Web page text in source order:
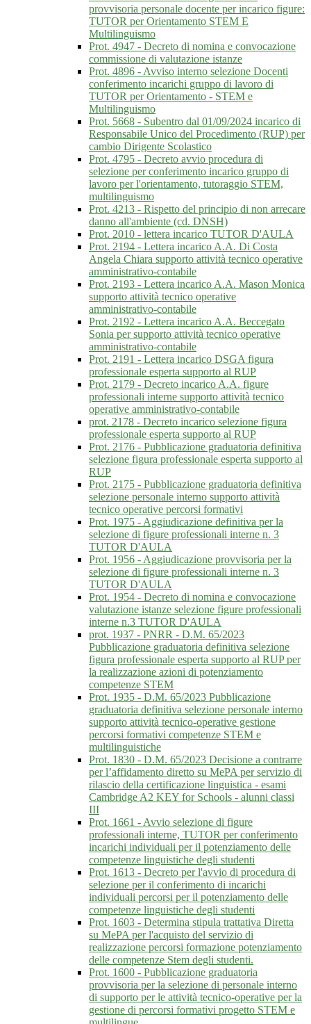
provvisoria personale docente per incarico figure:
TUTOR per Orientamento STEM E
Multilinguismo
Prot. 4947 - Decreto di nomina e convocazione
commissione di valutazione istanze
Prot. 4896 - Avviso interno selezione Docenti
conferimento incarichi gruppo di lavoro di
TUTOR per Orientamento - STEM e
Multilinguismo
Prot. 5668 - Subentro dal 01/09/2024 incarico di
Responsabile Unico del Procedimento (RUP) per
cambio Dirigente Scolastico
Prot. 4795 - Decreto avvio procedura di
selezione per conferimento incarico gruppo di
lavoro per l'orientamento, tutoraggio STEM,
multilinguismo
Prot. 4213 - Rispetto del principio di non arrecare
danno all'ambiente (cd. DNSH)
Prot. 2010 - lettera incarico TUTOR D'AULA
Prot. 2194 - Lettera incarico A.A. Di Costa
Angela Chiara supporto attività tecnico operative
amministrativo-contabile
Prot. 2193 - Lettera incarico A.A. Mason Monica
supporto attività tecnico operative
amministrativo-contabile
Prot. 2192 - Lettera incarico A.A. Beccegato
Sonia per supporto attività tecnico operative
amministrativo-contabile
Prot. 2191 - Lettera incarico DSGA figura
professionale esperta supporto al RUP
Prot. 2179 - Decreto incarico A.A. figure
professionali interne supporto attività tecnico
operative amministrativo-contabile
prot. 2178 - Decreto incarico selezione figura
professionale esperta supporto al RUP
Prot. 2176 - Pubblicazione graduatoria definitiva
selezione figura professionale esperta supporto al
RUP
Prot. 2175 - Pubblicazione graduatoria definitiva
selezione personale interno supporto attività
tecnico operative percorsi formativi
Prot. 1975 - Aggiudicazione definitiva per la
selezione di figure professionali interne n. 3
TUTOR D'AULA
Prot. 1956 - Aggiudicazione provvisoria per la
selezione di figure professionali interne n. 3
TUTOR D'AULA
Prot. 1954 - Decreto di nomina e convocazione
valutazione istanze selezione figure professionali
interne n.3 TUTOR D'AULA
prot. 1937 - PNRR - D.M. 65/2023
Pubblicazione graduatoria definitiva selezione
figura professionale esperta supporto al RUP per
la realizzazione azioni di potenziamento
competenze STEM
Prot. 1935 - D.M. 65/2023 Pubblicazione
graduatoria definitiva selezione personale interno
supporto attività tecnico-operative gestione
percorsi formativi competenze STEM e
multilinguistiche
Prot. 1830 - D.M. 65/2023 Decisione a contrarre
per l’affidamento diretto su MePA per servizio di
rilascio della certificazione linguistica - esami
Cambridge A2 KEY for Schools - alunni classi
III
Prot. 1661 - Avvio selezione di figure
professionali interne, TUTOR per conferimento
incarichi individuali per il potenziamento delle
competenze linguistiche degli studenti
Prot. 1613 - Decreto per l'avvio di procedura di
selezione per il conferimento di incarichi
individuali percorsi per il potenziamento delle
competenze linguistiche degli studenti
Prot. 1603 - Determina stipula trattativa Diretta
su MePA per l'acquisto del servizio di
realizzazione percorsi formazione potenziamento
delle competenze Stem degli studenti.
Prot. 1600 - Pubblicazione graduatoria
provvisoria per la selezione di personale interno
di supporto per le attività tecnico-operative per la
gestione di percorsi formativi progetto STEM e